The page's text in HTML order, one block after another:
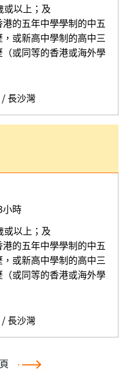
或以上；及
的五年中學學制的中五
或新高中學制的高中三
或同等的香港或海外學
長沙灣
小時
或以上；及
的五年中學學制的中五
或新高中學制的高中三
或同等的香港或海外學
長沙灣
頁